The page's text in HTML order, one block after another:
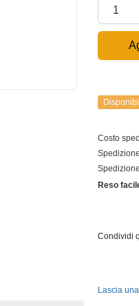
Costo
Reso
Condividi
Lascia